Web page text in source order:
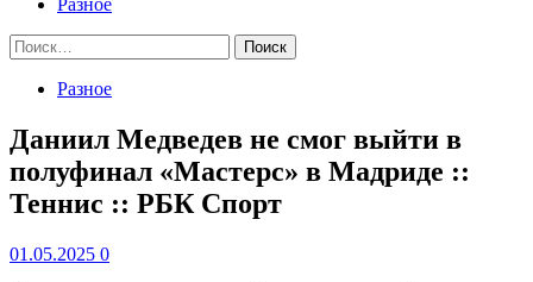
Разное
Найти:
Разное
Даниил Медведев не смог выйти в
полуфинал «Мастерс» в Мадриде ::
Теннис :: РБК Спорт
01.05.2025 0